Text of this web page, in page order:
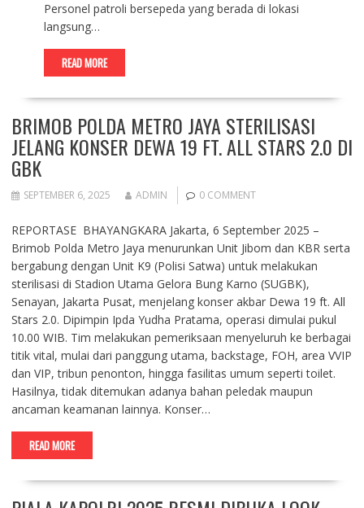
Personel patroli bersepeda yang berada di lokasi
langsung…
READ MORE
BRIMOB POLDA METRO JAYA STERILISASI
JELANG KONSER DEWA 19 FT. ALL STARS 2.0 DI
GBK
SEPTEMBER 6, 2025 ADMIN 0 COMMENT
REPORTASE BHAYANGKARA Jakarta, 6 September 2025 –
Brimob Polda Metro Jaya menurunkan Unit Jibom dan KBR serta
bergabung dengan Unit K9 (Polisi Satwa) untuk melakukan
sterilisasi di Stadion Utama Gelora Bung Karno (SUGBK),
Senayan, Jakarta Pusat, menjelang konser akbar Dewa 19 ft. All
Stars 2.0. Dipimpin Ipda Yudha Pratama, operasi dimulai pukul
10.00 WIB. Tim melakukan pemeriksaan menyeluruh ke berbagai
titik vital, mulai dari panggung utama, backstage, FOH, area VVIP
dan VIP, tribun penonton, hingga fasilitas umum seperti toilet.
Hasilnya, tidak ditemukan adanya bahan peledak maupun
ancaman keamanan lainnya. Konser…
READ MORE